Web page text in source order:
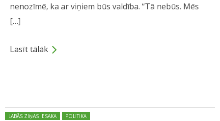
nenozīmē, ka ar viņiem būs valdība. “Tā nebūs. Mēs
[…]
Lasīt tālāk
Posted in:
LABĀS ZIŅAS IESAKA POLITIKA